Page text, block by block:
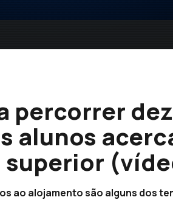
percorrer
alunos
superior
ao alojamento são alguns dos